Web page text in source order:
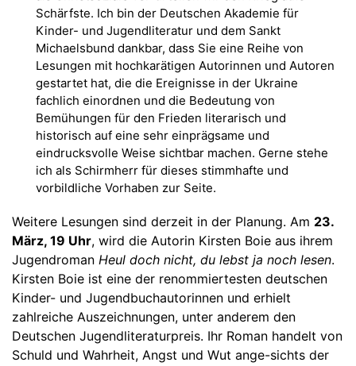
Schärfste. Ich bin der Deutschen Akademie für
Kinder- und Jugendliteratur und dem Sankt
Michaelsbund dankbar, dass Sie eine Reihe von
Lesungen mit hochkarätigen Autorinnen und Autoren
gestartet hat, die die Ereignisse in der Ukraine
fachlich einordnen und die Bedeutung von
Bemühungen für den Frieden literarisch und
historisch auf eine sehr einprägsame und
eindrucksvolle Weise sichtbar machen. Gerne stehe
ich als Schirmherr für dieses stimmhafte und
vorbildliche Vorhaben zur Seite.
Weitere Lesungen sind derzeit in der Planung. Am 23.
März, 19 Uhr, wird die Autorin Kirsten Boie aus ihrem
Jugendroman Heul doch nicht, du lebst ja noch lesen.
Kirsten Boie ist eine der renommiertesten deutschen
Kinder- und Jugendbuchautorinnen und erhielt
zahlreiche Auszeichnungen, unter anderem den
Deutschen Jugendliteraturpreis. Ihr Roman handelt von
Schuld und Wahrheit, Angst und Wut ange-sichts der